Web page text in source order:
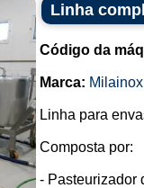
Linha
Código da
Marca: Milainox
Linha para
Composta por:
- Pasteurizador